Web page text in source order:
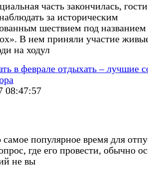
часть закончилась, гости
за историческим
шествием под названием
В нем приняли участие
на ходул
в феврале отдыхать – лучшие
08:47:57
самое популярное время для
где его провести, обычно
не вы